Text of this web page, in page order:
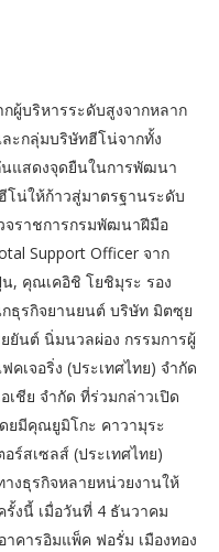
ผู้บริหารระดับสูงจากหลาก
ะกลุ่มบริษัทฮีโน่จากทั้ง
แสดงจุดยืนในการพัฒนา
น่ให้ก้าวสู่มาตรฐานระดับ
จราชการกรมพัฒนาฝีมือ
Support Officer จาก
, คุณเคอิชิ โยชิมุระ รอง
ธุรกิจยานยนต์ บริษัท มิตซุย
นต์ นิ่มนวลผ่อง กรรมการผู้
เจอริ่ง (ประเทศไทย) จำกัด
เชีย จำกัด ที่ร่วมกล่าวเปิด
ยมีคุณยูมิโกะ คาวามุระ
ร์สเซลส์ (ประเทศไทย)
งธุรกิจหลายหน่วยงานให้
งนี้ เมื่อวันที่ 4 ธันวาคม
คารอิมแพ็ค ฟอรั่ม เมืองทอง